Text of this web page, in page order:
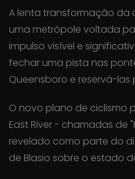
A lenta transformação da
uma metrópole voltada
impulso visível e
fechar uma pista nas
Queensboro e reservá-las
O novo plano de ciclismo
East River - chamadas de
revelado como parte do
de Blasio sobre o estado